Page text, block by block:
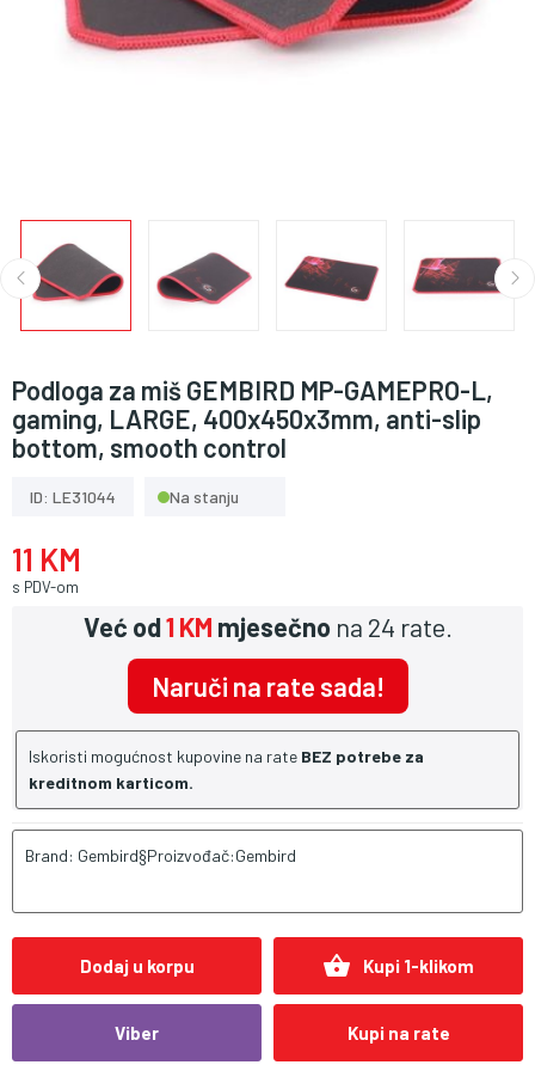
Podloga za miš GEMBIRD MP-GAMEPRO-L,
gaming, LARGE, 400x450x3mm, anti-slip
bottom, smooth control
ID: LE31044 Na stanju
11 KM
s PDV-om
Već od1 KM mjesečno na 24 rate.
Naruči na rate sada!
Iskoristi mogućnost kupovine na rate BEZ potrebe za
kreditnom karticom.
Brand: Gembird§Proizvođač:Gembird
Dodaj u korpu shopping_basket Kupi 1-klikom
Viber Kupi na rate